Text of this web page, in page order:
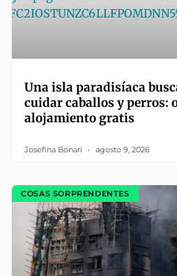
Una isla paradisíaca
cuidar caballos y perros:
alojamiento gratis
Josefina Bonari agosto 9, 2026
COSAS SORPRENDENTES